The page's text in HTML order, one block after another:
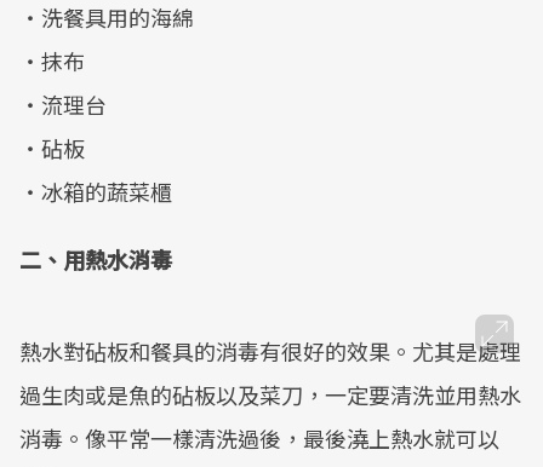
・洗餐具用的海綿
・抹布
・流理台
・砧板
・冰箱的蔬菜櫃
二、用熱水消毒
熱水對砧板和餐具的消毒有很好的效果。尤其是處理
過生肉或是魚的砧板以及菜刀，一定要清洗並用熱水
消毒。像平常一樣清洗過後，最後澆上熱水就可以